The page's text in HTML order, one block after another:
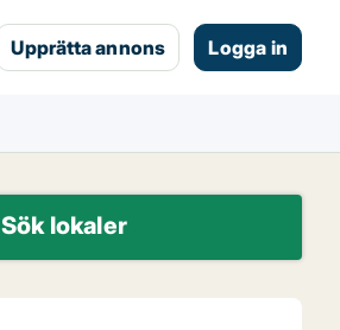
Upprätta annons Logga in
Sök lokaler